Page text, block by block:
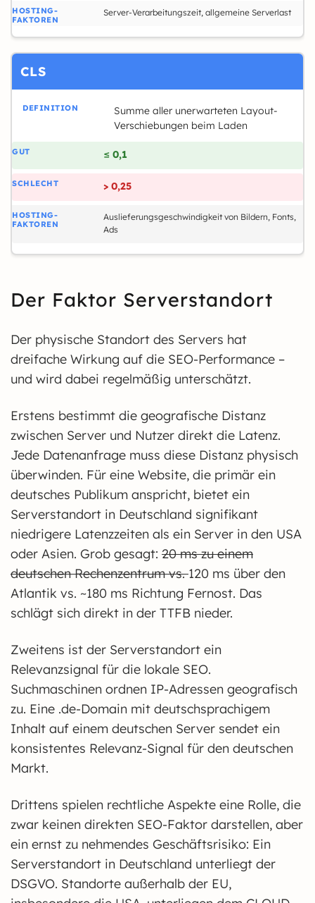
Server-Verarbeitungszeit, allgemeine Serverlast
CLS
Summe aller unerwarteten Layout-
Verschiebungen beim Laden
≤ 0,1
> 0,25
Auslieferungsgeschwindigkeit von Bildern, Fonts,
Ads
Der Faktor Serverstandort
Der physische Standort des Servers hat
dreifache Wirkung auf die SEO-Performance –
und wird dabei regelmäßig unterschätzt.
Erstens bestimmt die geografische Distanz
zwischen Server und Nutzer direkt die Latenz.
Jede Datenanfrage muss diese Distanz physisch
überwinden. Für eine Website, die primär ein
deutsches Publikum anspricht, bietet ein
Serverstandort in Deutschland signifikant
niedrigere Latenzzeiten als ein Server in den USA
oder Asien. Grob gesagt: 20 ms zu einem
deutschen Rechenzentrum vs.120 ms über den
Atlantik vs. ~180 ms Richtung Fernost. Das
schlägt sich direkt in der TTFB nieder.
Zweitens ist der Serverstandort ein
Relevanzsignal für die lokale SEO.
Suchmaschinen ordnen IP-Adressen geografisch
zu. Eine .de-Domain mit deutschsprachigem
Inhalt auf einem deutschen Server sendet ein
konsistentes Relevanz-Signal für den deutschen
Markt.
Drittens spielen rechtliche Aspekte eine Rolle, die
zwar keinen direkten SEO-Faktor darstellen, aber
ein ernst zu nehmendes Geschäftsrisiko: Ein
Serverstandort in Deutschland unterliegt der
DSGVO. Standorte außerhalb der EU,